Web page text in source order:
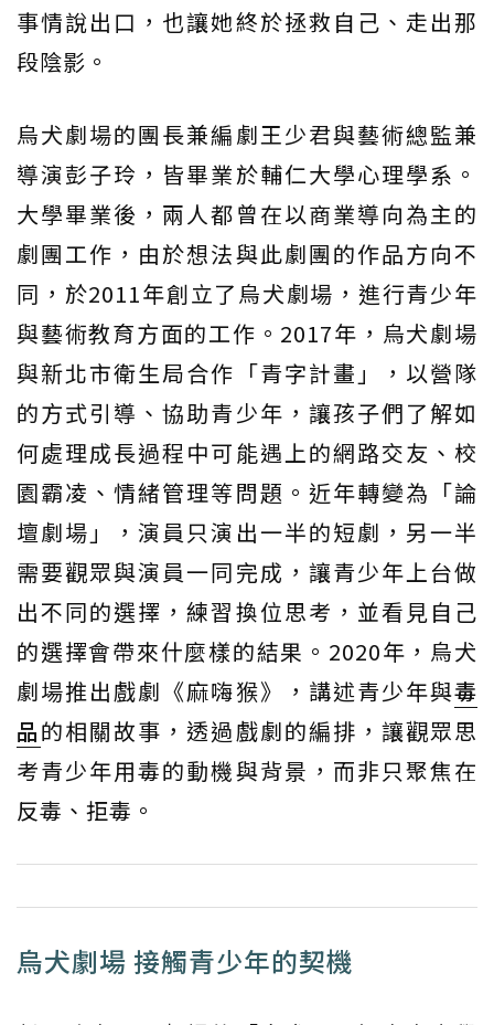
事情說出口，也讓她終於拯救自己、走出那
段陰影。
烏犬劇場的團長兼編劇王少君與藝術總監兼
導演彭子玲，皆畢業於輔仁大學心理學系。
大學畢業後，兩人都曾在以商業導向為主的
劇團工作，由於想法與此劇團的作品方向不
同，於2011年創立了烏犬劇場，進行青少年
與藝術教育方面的工作。2017年，烏犬劇場
與新北市衛生局合作「青字計畫」，以營隊
的方式引導、協助青少年，讓孩子們了解如
何處理成長過程中可能遇上的網路交友、校
園霸凌、情緒管理等問題。近年轉變為「論
壇劇場」，演員只演出一半的短劇，另一半
需要觀眾與演員一同完成，讓青少年上台做
出不同的選擇，練習換位思考，並看見自己
的選擇會帶來什麼樣的結果。2020年，烏犬
劇場推出戲劇《麻嗨猴》，講述青少年與毒
品的相關故事，透過戲劇的編排，讓觀眾思
考青少年用毒的動機與背景，而非只聚焦在
反毒、拒毒。
烏犬劇場 接觸青少年的契機